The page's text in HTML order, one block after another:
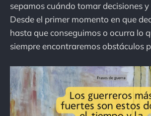
sepamos cuándo tomar decisiones
Desde el primer momento en que
hasta que conseguimos o ocurra lo
siempre encontraremos obstáculos